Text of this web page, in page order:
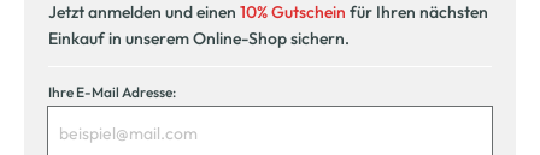
Jetzt anmelden und einen 10% Gutschein für Ihren nächsten
Einkauf in unserem Online-Shop sichern.
Ihre E-Mail Adresse: